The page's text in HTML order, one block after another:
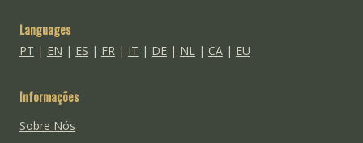
Languages
PT | EN | ES | FR| IT | DE| NL| CA| EU
Informações
Sobre Nós